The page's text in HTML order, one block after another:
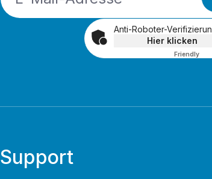
Anti-Roboter-
Hier klicken
Friendly
Support